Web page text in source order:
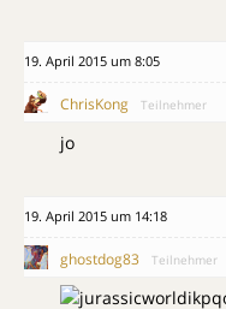
19. April 2015 um 8:05
ChrisKong Teilnehmer
jo
19. April 2015 um 14:18
ghostdog83 Teilnehmer